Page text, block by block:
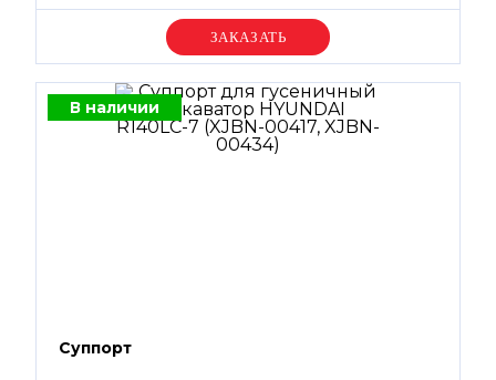
Уточняйте цену
В наличии
Суппорт